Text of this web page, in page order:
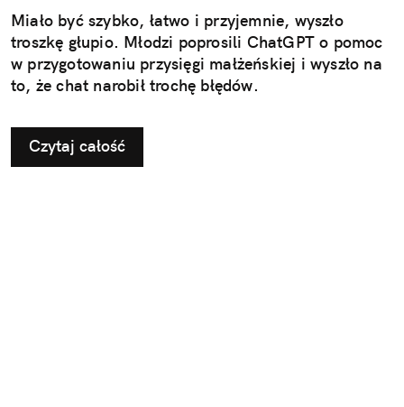
Miało być szybko, łatwo i przyjemnie, wyszło
troszkę głupio. Młodzi poprosili ChatGPT o pomoc
w przygotowaniu przysięgi małżeńskiej i wyszło na
to, że chat narobił trochę błędów.
Czytaj całość